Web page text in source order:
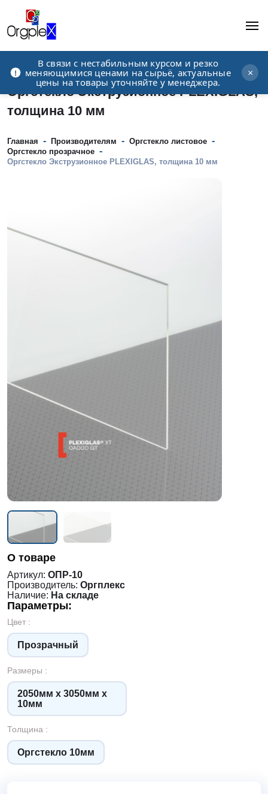
В связи с нестабильным курсом и резко
меняющимися ценами на сырьё, актуальные
цены на товары уточняйте у менеджера.
×
Рекламно-производственная компания
Оргстекло Экструзионное PLEXIGLAS,
толщина 10 мм
Главная - Производителям - Оргстекло листовое -
Оргстекло прозрачное -
Оргстекло Экструзионное PLEXIGLAS, толщина 10 мм
О товаре
Артикул: ОПР-10
Производитель: Оргплекс
Наличие: На складе
Параметры:
Цвет :
Прозрачный
Размеры :
2050мм х 3050мм х
10мм
Толщина :
Оргстекло 10мм